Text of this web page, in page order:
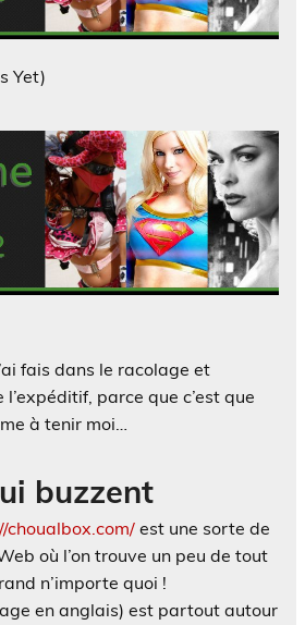
Yet)
fais dans le racolage et
parce que c’est que
à tenir moi…
buzzent
choualbox.com/ est une sorte de
où l’on trouve un peu de tout
n’importe quoi !
en anglais) est partout autour